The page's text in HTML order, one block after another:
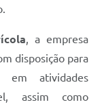
, a empresa
disposição para
em atividades
assim como